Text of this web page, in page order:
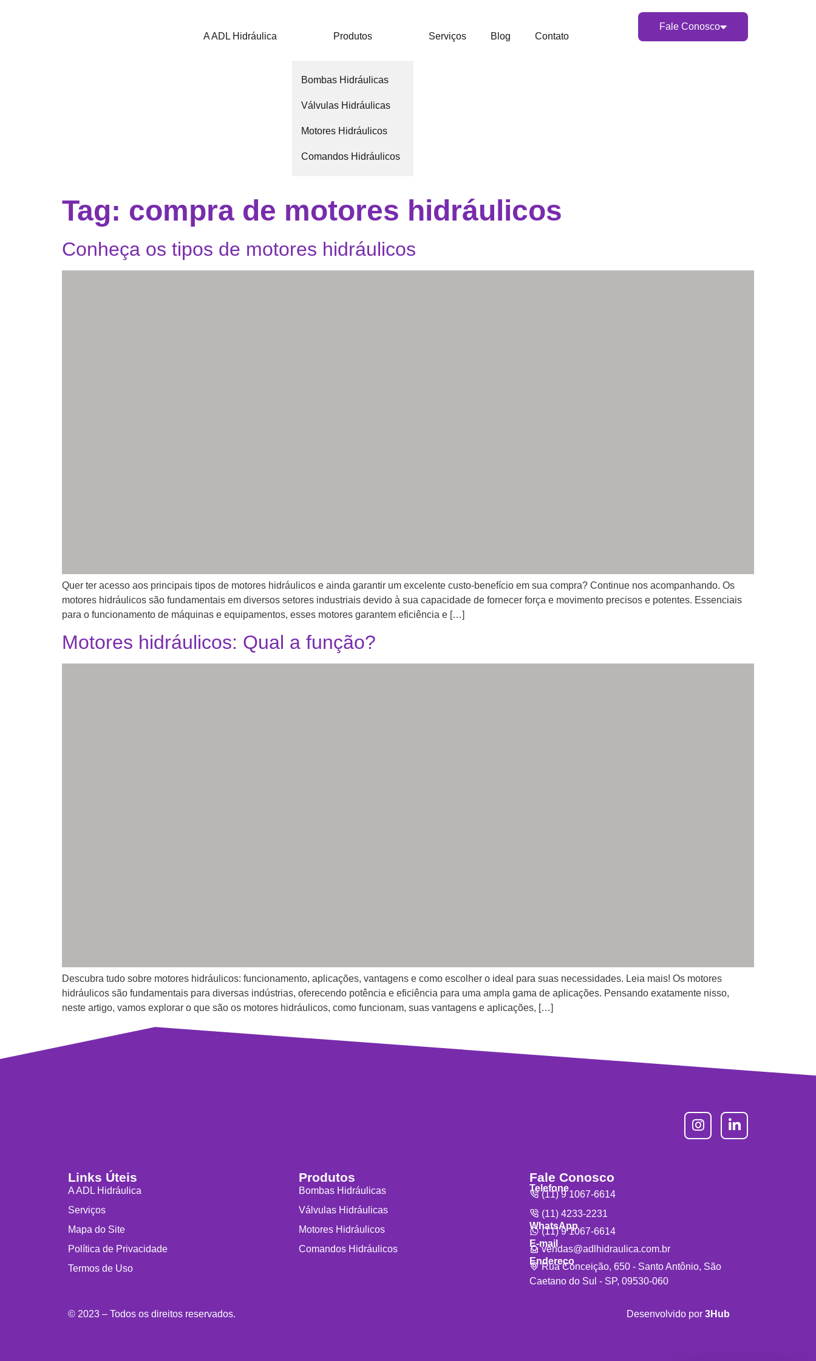
A ADL Hidráulica Produtos
Bombas Hidráulicas
Válvulas Hidráulicas
Motores Hidráulicos
Comandos Hidráulicos
Serviços Blog Contato
Fale Conosco
Tag: compra de motores hidráulicos
Conheça os tipos de motores hidráulicos
Quer ter acesso aos principais tipos de motores hidráulicos e ainda garantir um excelente custo-benefício em sua compra? Continue nos acompanhando. Os
motores hidráulicos são fundamentais em diversos setores industriais devido à sua capacidade de fornecer força e movimento precisos e potentes. Essenciais
para o funcionamento de máquinas e equipamentos, esses motores garantem eficiência e […]
Motores hidráulicos: Qual a função?
Descubra tudo sobre motores hidráulicos: funcionamento, aplicações, vantagens e como escolher o ideal para suas necessidades. Leia mais! Os motores
hidráulicos são fundamentais para diversas indústrias, oferecendo potência e eficiência para uma ampla gama de aplicações. Pensando exatamente nisso,
neste artigo, vamos explorar o que são os motores hidráulicos, como funcionam, suas vantagens e aplicações, […]
Links Úteis
A ADL Hidráulica
Serviços
Mapa do Site
Política de Privacidade
Termos de Uso
Produtos
Bombas Hidráulicas
Válvulas Hidráulicas
Motores Hidráulicos
Comandos Hidráulicos
Fale Conosco
Telefone
(11) 9 1067-6614
(11) 4233-2231
WhatsApp
(11) 9 1067-6614
E-mail
vendas@adlhidraulica.com.br
Endereço
Rua Conceição, 650 - Santo Antônio, São
Caetano do Sul - SP, 09530-060
© 2023 – Todos os direitos reservados. Desenvolvido por 3Hub